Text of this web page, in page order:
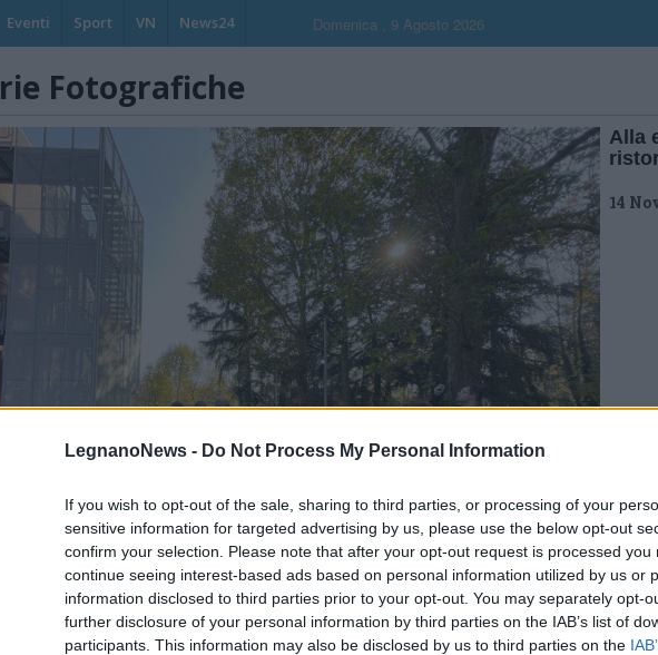
LegnanoNews - Do Not Process My Personal Information
If you wish to opt-out of the sale, sharing to third parties, or processing of your
sensitive information for targeted advertising by us, please use the below opt-out
confirm your selection. Please note that after your opt-out request is processed you
continue seeing interest-based ads based on personal information utilized by us or
information disclosed to third parties prior to your opt-out. You may separately opt-
further disclosure of your personal information by third parties on the IAB’s list of
participants. This information may also be disclosed by us to third parties on the
Eventi Sport VN News24 Domenica , 9 Agosto 2026
Fotografiche
Alla
14